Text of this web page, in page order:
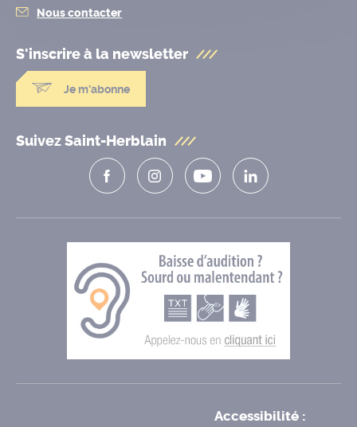
Nous contacter
S'inscrire à la newsletter
Je m'abonne
Suivez Saint-Herblain
Accessibilité :